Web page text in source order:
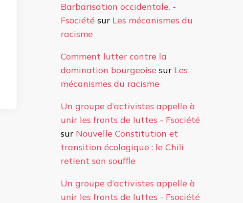
Barbarisation occidentale. -
Fsociétésur Les mécanismes du
racisme
Comment lutter contre la
domination bourgeoisesur Les
mécanismes du racisme
Un groupe d’activistes appelle à
unir les fronts de luttes - Fsociété
sur Nouvelle Constitution et
transition écologique : le Chili
retient son souffle
Un groupe d’activistes appelle à
unir les fronts de luttes - Fsociété